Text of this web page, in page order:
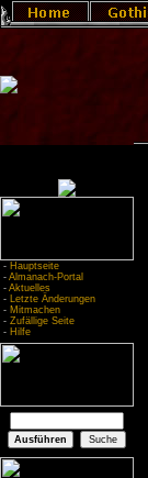
- Hauptseite
- Almanach-Portal
- Aktuelles
- Letzte Änderungen
- Mitmachen
- Zufällige Seite
- Hilfe